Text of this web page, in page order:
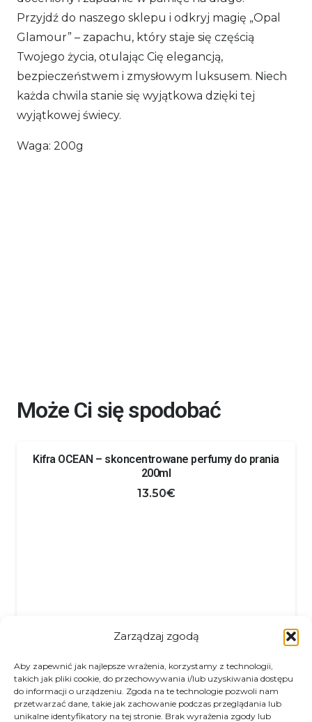
Zarządzaj zgodą
Aby zapewnić jak najlepsze wrażenia, korzystamy z technologii,
takich jak pliki cookie, do przechowywania i/lub uzyskiwania dostępu
do informacji o urządzeniu. Zgoda na te technologie pozwoli nam
przetwarzać dane, takie jak zachowanie podczas przeglądania lub
unikalne identyfikatory na tej stronie. Brak wyrażenia zgody lub
Przyjdź do naszego sklepu i odkryj magię „Opal
Glamour” – zapachu, który staje się częścią
Twojego życia, otulając Cię elegancją,
bezpieczeństwem i zmysłowym luksusem. Niech
każda chwila stanie się wyjątkowa dzięki tej
wyjątkowej świecy.
Waga: 200g
Może Ci się spodobać
Kifra OCEAN – skoncentrowane perfumy do prania
200ml
13.50€